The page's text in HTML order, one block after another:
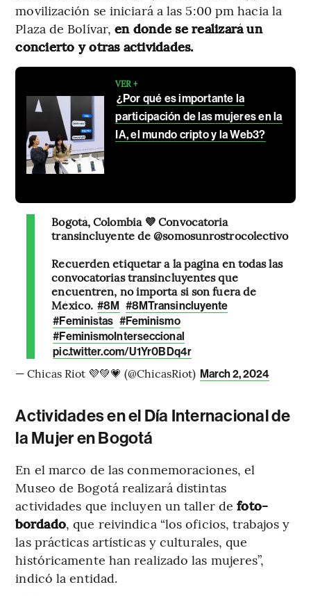
movilización se iniciará a las 5:00 pm hacia la
Plaza de Bolívar,en donde se realizará un
concierto y otras actividades.
VER +
¿Por qué es importante la
participación de las mujeres en la
IA, el mundo cripto y la Web3?
Bogotá, Colombia 💜 Convocatoria
transincluyente de @somosunrostrocolectivo
Recuerden etiquetar a la página en todas las
convocatorias transincluyentes que
encuentren, no importa si son fuera de
México. #8M #8MTransincluyente
#Feministas #Feminismo
#FeminismoInterseccional
pic.twitter.com/U1Yr0BDq4r
— Chicas Riot 💜💚💗 (@ChicasRiot) March 2, 2024
Actividades en el Día Internacional de
la Mujer en Bogotá
En el marco de las conmemoraciones, el
Museo de Bogotá realizará distintas
actividades que incluyen un taller defoto-
bordado, que reivindica “los oficios, trabajos y
las prácticas artísticas y culturales, que
históricamente han realizado las mujeres”,
indicó la entidad.